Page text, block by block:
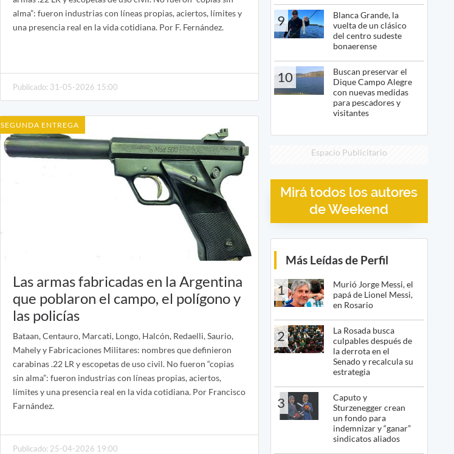
alma”: fueron industrias con líneas propias, aciertos, límites y
una presencia real en la vida cotidiana. Por F. Fernández.
Publicado: 31-05-2026 15:00
SEGUNDA ENTREGA
Las armas fabricadas en la Argentina
que poblaron el campo, el polígono y
las policías
Bataan, Centauro, Marcati, Longo, Halcón, Redaelli, Saurio,
Mahely y Fabricaciones Militares: nombres que definieron
carabinas .22 LR y escopetas de uso civil. No fueron “copias
sin alma”: fueron industrias con líneas propias, aciertos,
límites y una presencia real en la vida cotidiana. Por Francisco
Farnández.
Publicado: 25-04-2026 19:00
9
Blanca Grande, la
vuelta de un clásico
del centro sudeste
bonaerense
10
Buscan preservar el
Dique Campo Alegre
con nuevas medidas
para pescadores y
visitantes
Espacio Publicitario
Mirá todos los autores
de Weekend
Más Leídas de Perfil
1
Murió Jorge Messi, el
papá de Lionel Messi,
en Rosario
2
La Rosada busca
culpables después de
la derrota en el
Senado y recalcula su
estrategia
3
Caputo y
Sturzenegger crean
un fondo para
indemnizar y “ganar”
sindicatos aliados